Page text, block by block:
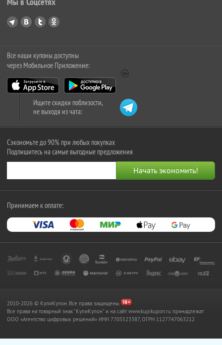
Все наши купоны доступны
через Мобильное Приложение:
Ищите скидки поблизости,
не выходя из чата:
Сэкономьте до 90% при любых покупках
Подпишитесь на самые выгодные предложения
Принимаем к оплате:
2010-2026 © КупиКупон. Все права защищены.
Все права на товарный знак "КупиКупон" и на сайт www.kupikupon.ru принадлежат
OOO «Агентство цифровых решений» ИНН 7705523387, ОГРН 1127747063212